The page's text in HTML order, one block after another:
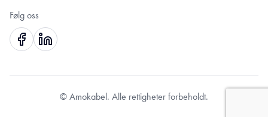
Følg oss
© Amokabel. Alle rettigheter forbeholdt.